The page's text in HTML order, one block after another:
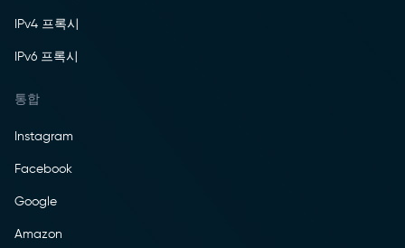
IPv4 프록시
IPv6 프록시
통합
Instagram
Facebook
Google
Amazon